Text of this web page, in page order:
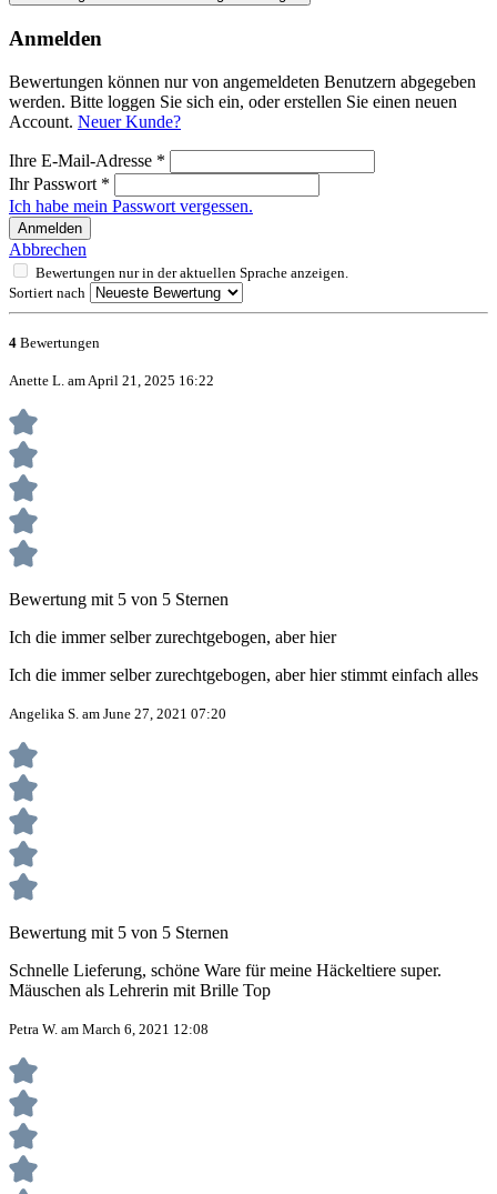
Anmelden
Bewertungen können nur von angemeldeten Benutzern abgegeben
werden. Bitte loggen Sie sich ein, oder erstellen Sie einen neuen
Account. Neuer Kunde?
Ihre E-Mail-Adresse *
Ihr Passwort *
Ich habe mein Passwort vergessen.
Anmelden
Abbrechen
Bewertungen nur in der aktuellen Sprache anzeigen.
Sortiert nach
4 Bewertungen
Anette L. am April 21, 2025 16:22
Bewertung mit 5 von 5 Sternen
Ich die immer selber zurechtgebogen, aber hier
Ich die immer selber zurechtgebogen, aber hier stimmt einfach alles
Angelika S. am June 27, 2021 07:20
Bewertung mit 5 von 5 Sternen
Schnelle Lieferung, schöne Ware für meine Häckeltiere super.
Mäuschen als Lehrerin mit Brille Top
Petra W. am March 6, 2021 12:08